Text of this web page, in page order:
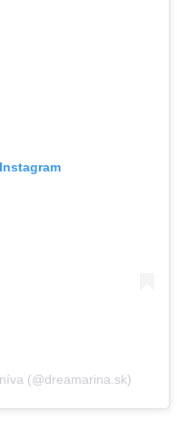
(@dreamarina.sk)